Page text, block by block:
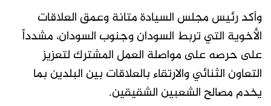
وأكد رئيس مجلس السيادة متانة وعمق العلاقات
الأخوية التي تربط السودان وجنوب السودان، مشدداً
على حرصه على مواصلة العمل المشترك لتعزيز
التعاون الثنائي والارتقاء بالعلاقات بين البلدين بما
يخدم مصالح الشعبين الشقيقين.